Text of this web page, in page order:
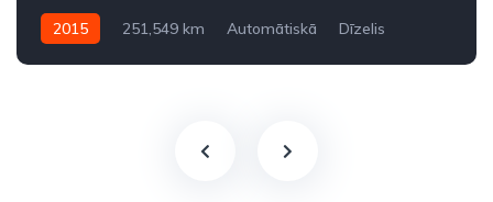
2015 251,549 km Automātiskā
Dīzelis